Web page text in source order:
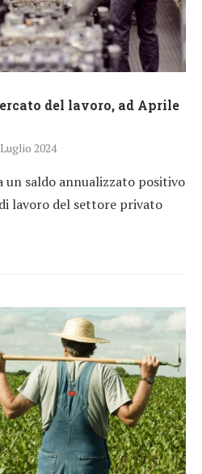
del lavoro, ad Aprile
2024
un saldo annualizzato positivo
lavoro del settore privato